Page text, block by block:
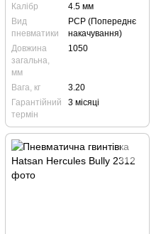
Калібр
4.5 мм
Вид
пневматики
PCP (Попереднє
накачування)
Довжина
загальна,
мм
1050
Вага, кг
3.20
Гарантійний
термін
3 місяці